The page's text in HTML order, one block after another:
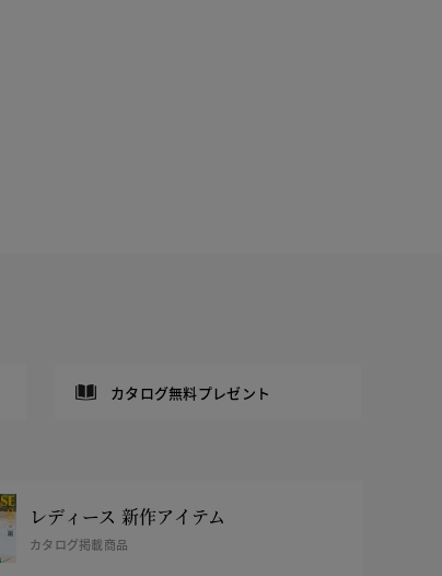
カタログ無料プレゼント
レディース 新作アイテム
カタログ掲載商品